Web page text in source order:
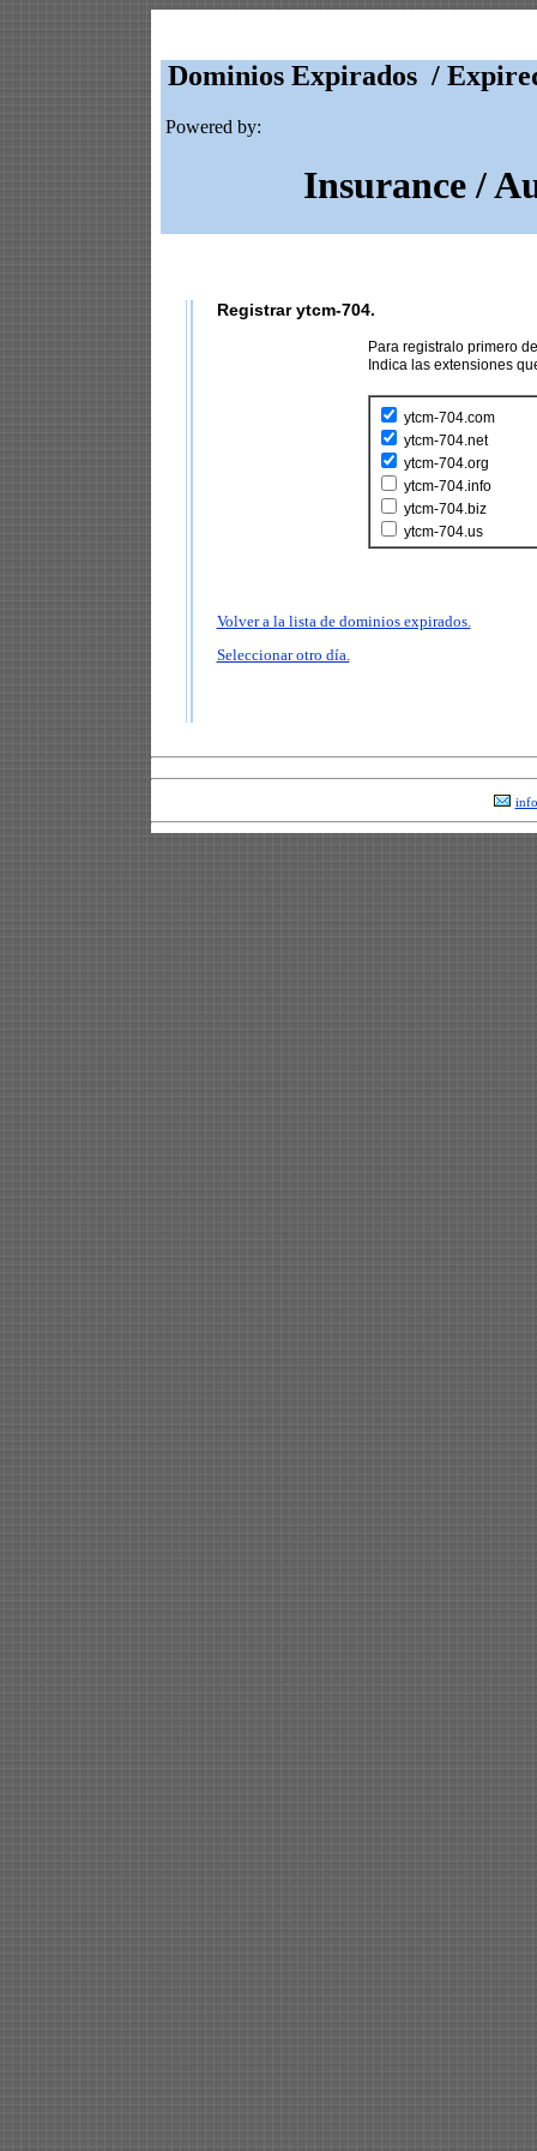
Dominios Expirados /
Powered by:
Insurance /
Registrar ytcm-704.
Para registralo primero
Indica las extensiones
ytcm-704.com
ytcm-704.net
ytcm-704.org
ytcm-704.info
ytcm-704.biz
ytcm-704.us
Volver a la lista de dominios expirados.
Seleccionar otro día.